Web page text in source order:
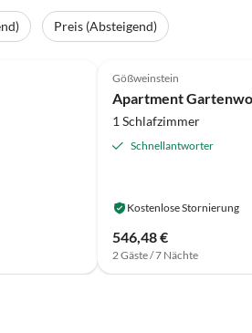
Preis (Absteigend)
Gößweinstein
Apartment
1 Schlafzimmer
Schnellantworter
Kostenlose Stornierung
546,48 €
2 Gäste / 7 Nächte